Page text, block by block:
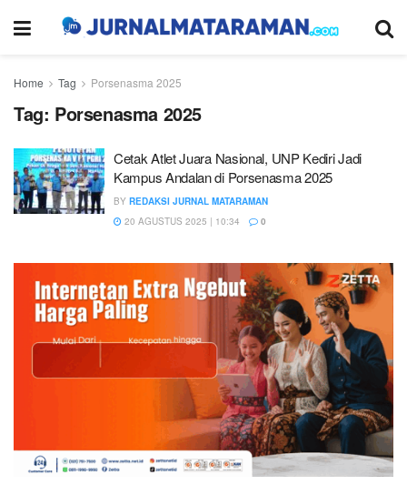
Home Tag Porsenasma 2025
Tag: Porsenasma 2025
Cetak Atlet Juara Nasional, UNP Kediri Jadi
Kampus Andalan di Porsenasma 2025
BY REDAKSI JURNAL MATARAMAN
20 AGUSTUS 2025 | 10:34
0